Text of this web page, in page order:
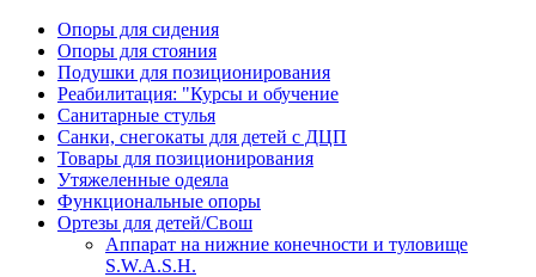
Опоры для сидения
Опоры для стояния
Подушки для позиционирования
Реабилитация: "Курсы и обучение
Санитарные стулья
Санки, снегокаты для детей с ДЦП
Товары для позиционирования
Утяжеленные одеяла
Функциональные опоры
Ортезы для детей/Свош
Аппарат на нижние конечности и туловище
S.W.A.S.H.